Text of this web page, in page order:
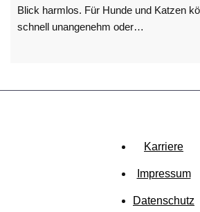
Blick harmlos. Für Hunde und Katzen
schnell unangenehm oder…
Karriere
Impressum
Datenschutz